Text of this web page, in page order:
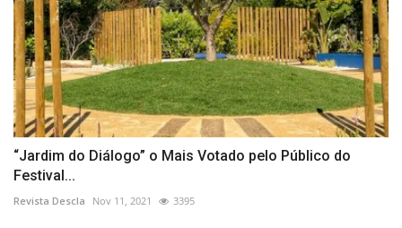
“Jardim do Diálogo” o Mais Votado pelo Público do
Festival...
Revista Descla Nov 11, 2021 3395